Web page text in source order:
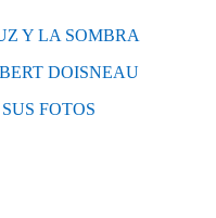
Y LA SOMBRA
DOISNEAU
FOTOS